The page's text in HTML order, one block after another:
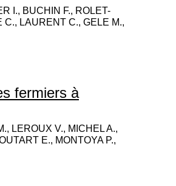
I., BUCHIN F., ROLET-
C., LAURENT C., GELE M.,
fermiers à
LEROUX V., MICHEL A.,
E., MONTOYA P.,